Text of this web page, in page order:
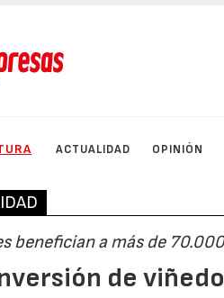
ACTUALIDAD OPINIÓN
benefician a más de
de